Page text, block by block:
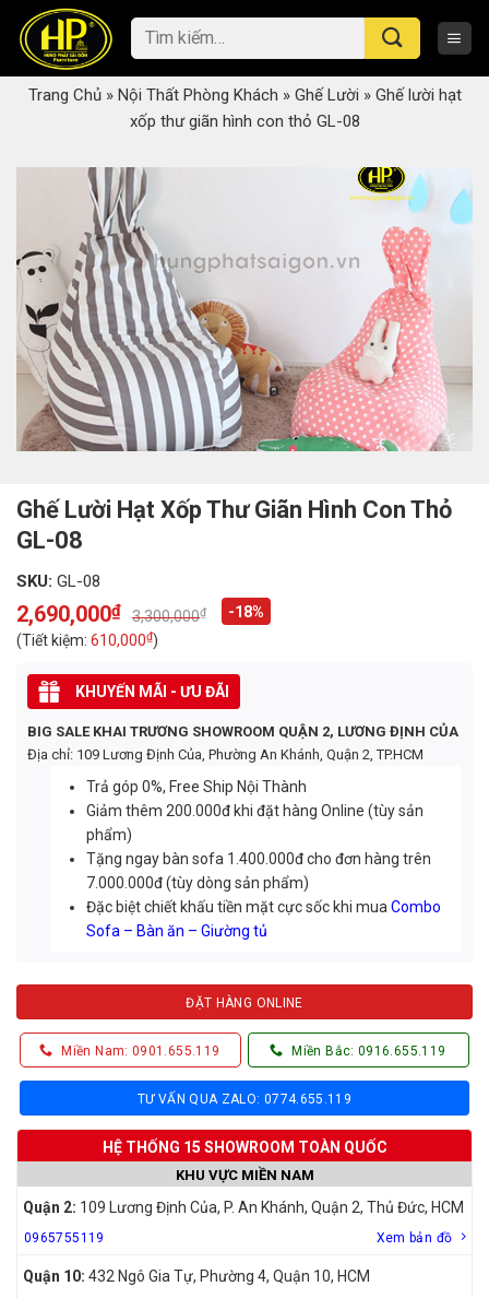
content
Tìm
kiếm:
Trang Chủ» Nội Thất Phòng Khách » Ghế Lười » Ghế lười hạt
xốp thư giãn hình con thỏ GL-08
Ghế Lười Hạt Xốp Thư Giãn Hình Con Thỏ
GL-08
SKU: GL-08
3,300,000₫
Original
price
was:
3,300,000₫.
2,690,000₫
Current
price
is:
2,690,000₫.
-18%
(Tiết kiệm: 610,000₫)
KHUYẾN MÃI - ƯU ĐÃI
BIG SALE KHAI TRƯƠNG SHOWROOM QUẬN 2, LƯƠNG ĐỊNH CỦA
Địa chỉ: 109 Lương Định Của, Phường An Khánh, Quận 2, TP.HCM
Trả góp 0%, Free Ship Nội Thành
Giảm thêm 200.000đ khi đặt hàng Online (tùy sản
phẩm)
Tặng ngay bàn sofa 1.400.000đ cho đơn hàng trên
7.000.000đ (tùy dòng sản phẩm)
Đặc biệt chiết khấu tiền mặt cực sốc khi muaCombo
Sofa – Bàn ăn – Giường tủ
ĐẶT HÀNG ONLINE
Miền Nam: 0901.655.119 Miền Bắc: 0916.655.119
TƯ VẤN QUA ZALO: 0774.655.119
HỆ THỐNG 15 SHOWROOM TOÀN QUỐC
KHU VỰC MIỀN NAM
Quận 2: 109 Lương Định Của, P. An Khánh, Quận 2, Thủ Đức, HCM
0965755119 Xem bản đồ
Quận 10: 432 Ngô Gia Tự, Phường 4, Quận 10, HCM